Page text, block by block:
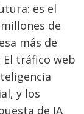
es el
de
más de
tráfico web
y los
de IA